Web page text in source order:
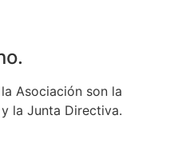
Asociación son la
la Junta Directiva.